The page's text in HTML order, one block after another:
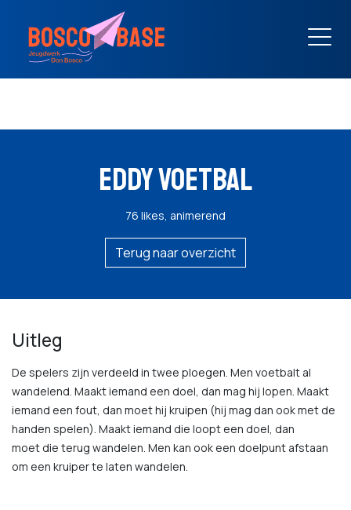
EDDY VOETBAL
76 likes, animerend
Terug naar overzicht
Uitleg
De spelers zijn verdeeld in twee ploegen. Men voetbalt al
wandelend. Maakt iemand een doel, dan mag hij lopen. Maakt
iemand een fout, dan moet hij kruipen (hij mag dan ook met de
handen spelen). Maakt iemand die loopt een doel, dan
moet die terug wandelen. Men kan ook een doelpunt afstaan
om een kruiper te laten wandelen.